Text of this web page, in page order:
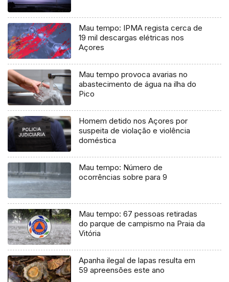
Mau tempo: IPMA regista cerca de
19 mil descargas elétricas nos
Açores
Mau tempo provoca avarias no
abastecimento de água na ilha do
Pico
Homem detido nos Açores por
suspeita de violação e violência
doméstica
Mau tempo: Número de
ocorrências sobre para 9
Mau tempo: 67 pessoas retiradas
do parque de campismo na Praia da
Vitória
Apanha ilegal de lapas resulta em
59 apreensões este ano